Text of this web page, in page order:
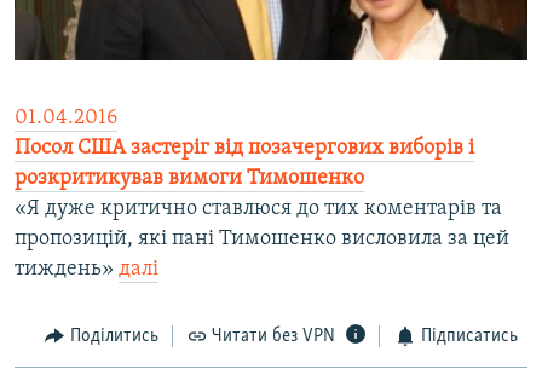
01.04.2016
Посол США застеріг від позачергових виборів і
розкритикував вимоги Тимошенко
«Я дуже критично ставлюся до тих коментарів та
пропозицій, які пані Тимошенко висловила за цей
тиждень» далі
Поділитись Читати без VPN Підписатись